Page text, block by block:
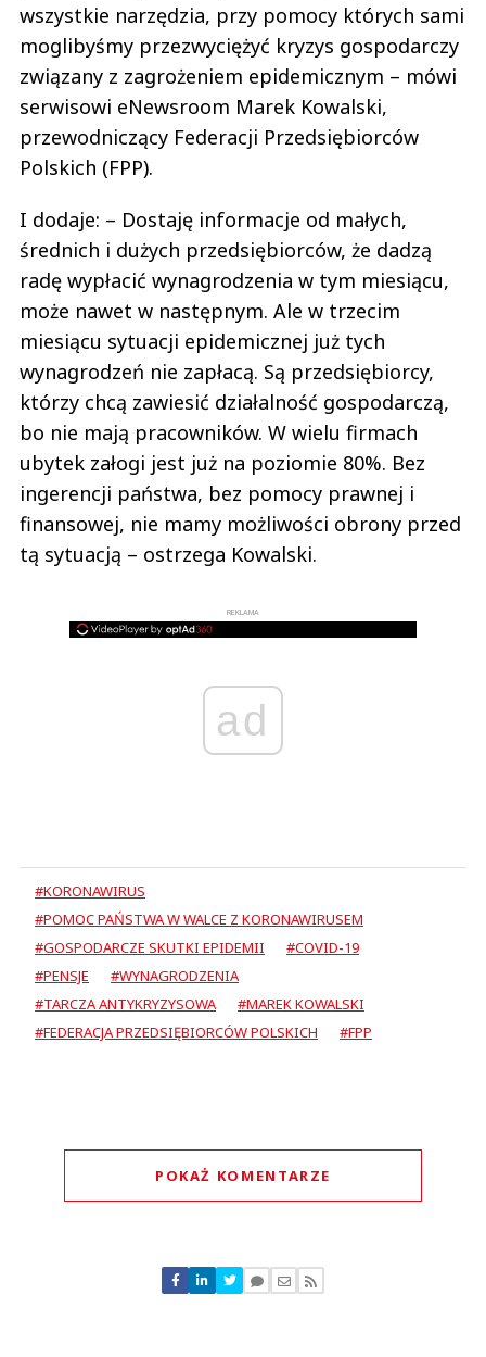
wszystkie narzędzia, przy pomocy których sami
moglibyśmy przezwyciężyć kryzys gospodarczy
związany z zagrożeniem epidemicznym – mówi
serwisowi eNewsroom Marek Kowalski,
przewodniczący Federacji Przedsiębiorców
Polskich (FPP).
I dodaje: – Dostaję informacje od małych,
średnich i dużych przedsiębiorców, że dadzą
radę wypłacić wynagrodzenia w tym miesiącu,
może nawet w następnym. Ale w trzecim
miesiącu sytuacji epidemicznej już tych
wynagrodzeń nie zapłacą. Są przedsiębiorcy,
którzy chcą zawiesić działalność gospodarczą,
bo nie mają pracowników. W wielu firmach
ubytek załogi jest już na poziomie 80%. Bez
ingerencji państwa, bez pomocy prawnej i
finansowej, nie mamy możliwości obrony przed
tą sytuacją – ostrzega Kowalski.
REKLAMA
ad
#KORONAWIRUS
#POMOC PAŃSTWA W WALCE Z KORONAWIRUSEM
#GOSPODARCZE SKUTKI EPIDEMII
#COVID-19
#PENSJE
#WYNAGRODZENIA
#TARCZA ANTYKRYZYSOWA
#MAREK KOWALSKI
#FEDERACJA PRZEDSIĘBIORCÓW POLSKICH
#FPP
POKAŻ KOMENTARZE
Nie znaleziono komentarzy
Zostaw swoje komentarze